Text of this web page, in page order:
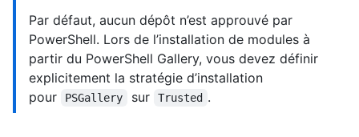
Par défaut, aucun dépôt n’est approuvé par
PowerShell. Lors de l’installation de modules à
partir du PowerShell Gallery, vous devez définir
explicitement la stratégie d’installation
pour
PSGallery sur Trusted .